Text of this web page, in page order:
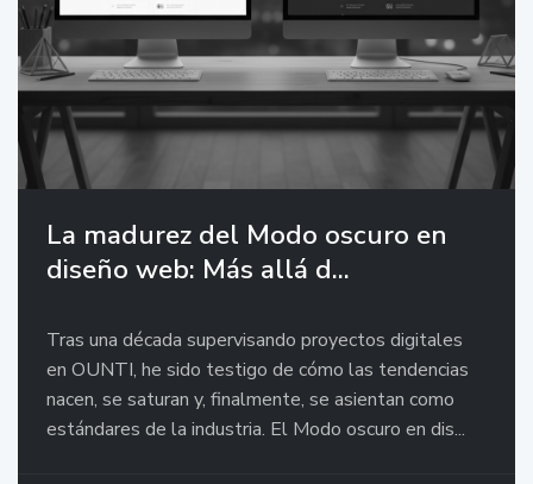
La madurez del Modo oscuro en
diseño web: Más allá d...
Tras una década supervisando proyectos digitales
en OUNTI, he sido testigo de cómo las tendencias
nacen, se saturan y, finalmente, se asientan como
estándares de la industria. El Modo oscuro en dis...